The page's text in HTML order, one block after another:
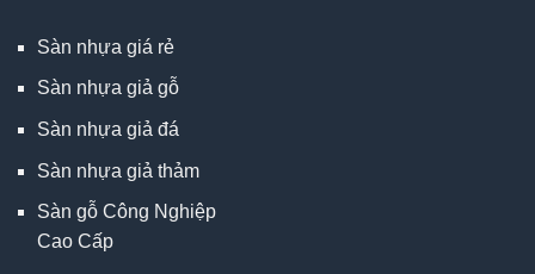
Sàn nhựa giá rẻ
Sàn nhựa giả gỗ
Sàn nhựa giả đá
Sàn nhựa giả thảm
Sàn gỗ Công Nghiệp
Cao Cấp